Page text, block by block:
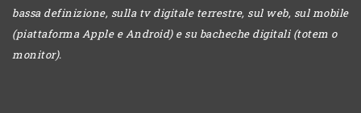
bassa definizione, sulla tv digitale terrestre, sul web, sul mobile
(piattaforma Apple e Android) e su bacheche digitali (totem o
monitor).